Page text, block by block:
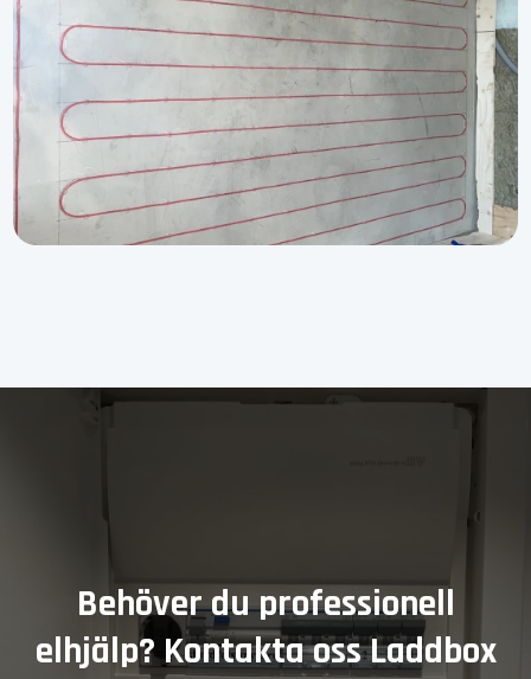
Behöver du professionell
elhjälp? Kontakta oss Laddbox